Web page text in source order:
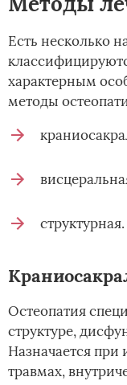
Есть несколько
характерным
методы
структурная.
Остеопатия
структуре,
Назначается при
травмах,